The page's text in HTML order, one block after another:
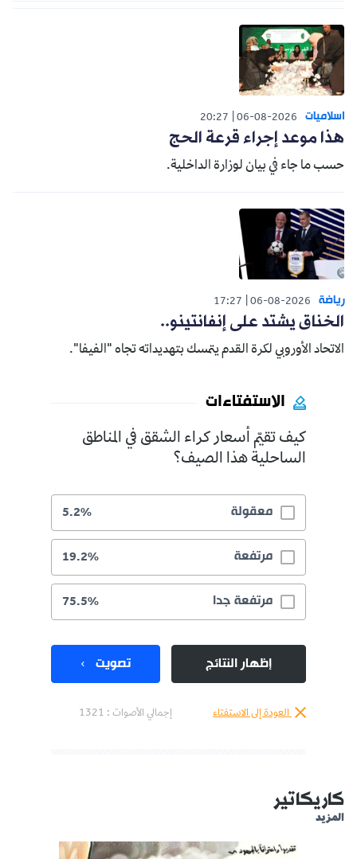
اسلاميات 06-08-2026
20:27
هذا موعد إجراء قرعة الحج
حسب ما جاء في بيان لوزارة الداخلية.
رياضة 06-08-2026
17:27
الخناق يشتد على إنفانتينو..
الاتحاد الأوروبي لكرة القدم يتمسك بتهديداته تجاه "الفيفا".
الاستفتاءات
كيف تقيّم أسعار كراء الشقق في المناطق
الساحلية هذا الصيف؟
معقولة 5.2%
مرتفعة 19.2%
مرتفعة جدا 75.5%
إظهار النتائج تصويت
العودة إلى الاستفتاء إجمالي الأصوات : 1321
كاريكاتير
المزيد